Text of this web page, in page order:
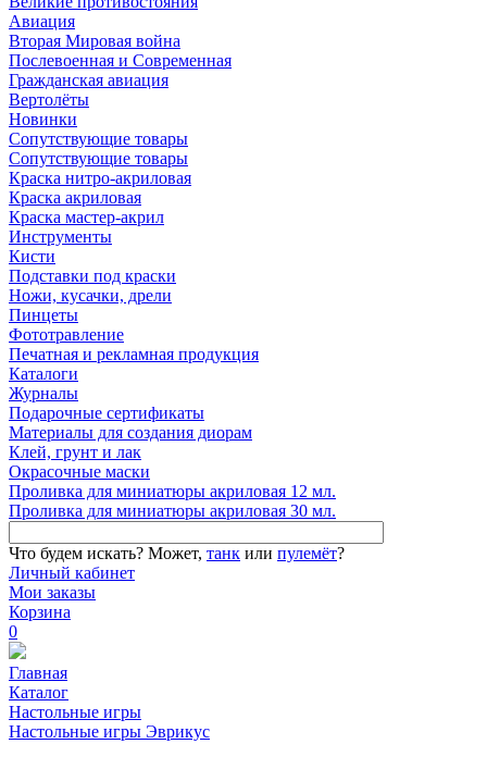
Авиация
Вторая Мировая война
Послевоенная и Современная
Гражданская авиация
Вертолёты
Новинки
Сопутствующие товары
Сопутствующие товары
Краска нитро-акриловая
Краска акриловая
Краска мастер-акрил
Инструменты
Кисти
Подставки под краски
Ножи, кусачки, дрели
Пинцеты
Фототравление
Печатная и рекламная продукция
Каталоги
Журналы
Подарочные сертификаты
Материалы для создания диорам
Клей, грунт и лак
Окрасочные маски
Проливка для миниатюры акриловая 12 мл.
Проливка для миниатюры акриловая 30 мл.
Что будем искать? Может, танк или пулемёт?
Личный кабинет
Мои заказы
Корзина
0
Главная
Каталог
Настольные игры
Настольные игры Эврикус